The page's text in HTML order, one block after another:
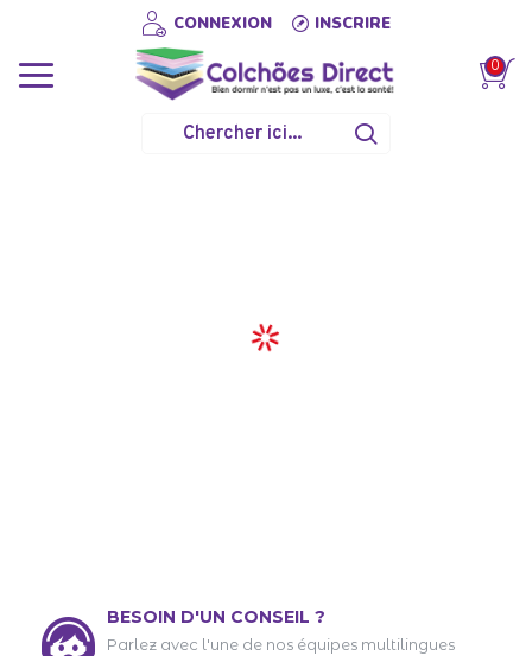
CONNEXION INSCRIRE
0
BESOIN D'UN CONSEIL ?
Parlez avec l'une de nos équipes multilingues